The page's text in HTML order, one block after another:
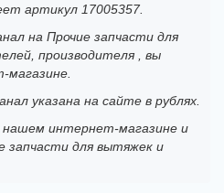
артикул 17005357.
на Прочие запчасти для
производителя , вы
указана на сайте в рублях.
интернет-магазине и
запчасти для вытяжек и